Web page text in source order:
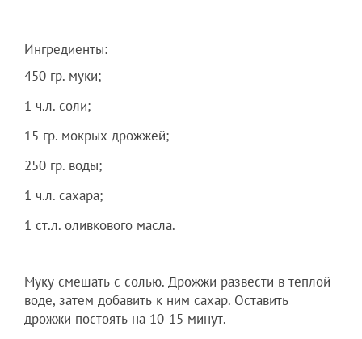
Ингредиенты:
450 гр. муки;
1 ч.л. соли;
15 гр. мокрых дрожжей;
250 гр. воды;
1 ч.л. сахара;
1 ст.л. оливкового масла.
Муку смешать с солью. Дрожжи развести в теплой
воде, затем добавить к ним сахар. Оставить
дрожжи постоять на 10-15 минут.